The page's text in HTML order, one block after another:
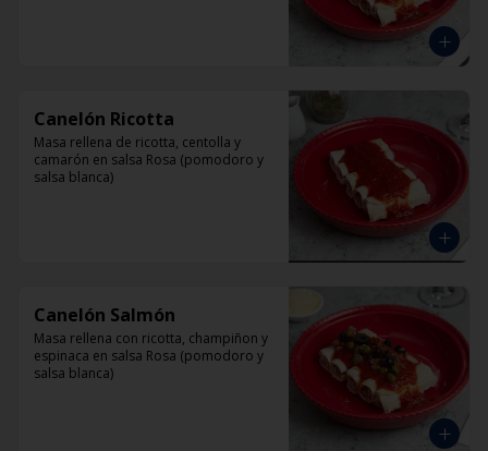
Canelón Ricotta
Masa rellena de ricotta, centolla y
camarón en salsa Rosa (pomodoro y
salsa blanca)
Canelón Salmón
Masa rellena con ricotta, champiñon y
espinaca en salsa Rosa (pomodoro y
salsa blanca)